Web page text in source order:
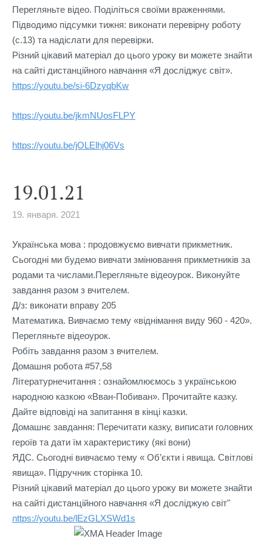
Перегляньте відео. Поділіться своїми враженнями.
Підводимо підсумки тижня: виконати перевірну роботу
(с.13) та надіслати для перевірки.
Різний цікавий матеріал до цього уроку ви можете знайти
на сайті дистанційного навчання «Я досліджує світ».
https://youtu.be/si-6DzyqbKw
https://youtu.be/jkmNUosFLPY
https://youtu.be/jOLElhj06Vs
19.01.21
19. января. 2021
Українська мова : продовжуємо вивчати прикметник.
Сьогодні ми будемо вивчати змінювання прикметників за
родами та числами.Перегляньте відеоурок. Виконуйте
завдання разом з вчителем.
Д/з: виконати вправу 205
Математика. Вивчаємо тему «віднімання виду 960 - 420».
Перегляньте відеоурок.
Робіть завдання разом з вчителем.
Домашня робота #57,58
Літературнечитання : ознайомлюємось з українською
народною казкою «Вван-Побиван». Прочитайте казку.
Дайте відповіді на запитання в кінці казки.
Домашнє завдання: Перечитати казку, виписати головних
героїв та дати їм характеристику (які вони)
ЯДС. Сьогодні вивчаємо тему « Об’єкти і явища. Світлові
явища». Підручник сторінка 10.
Різний цікавий матеріал до цього уроку ви можете знайти
на сайті дистанційного навчання «Я досліджую світ"
https://youtu.be/lEzGLXSWd1s